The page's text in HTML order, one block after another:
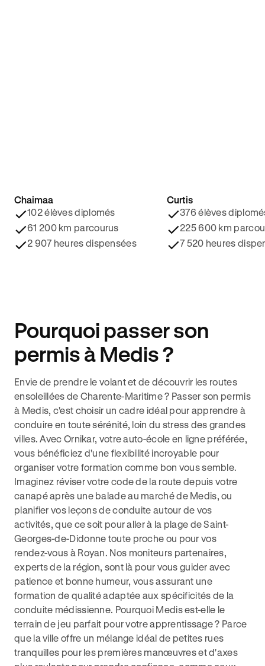
4.8/5 ⭐️
Chaimaa
102 élèves diplomés
61 200 km parcourus
2 907 heures dispensées
4.9/5 ⭐️
Curtis
376 élèves
225 600 km
7 520 heures
Pourquoi passer son
permis à Medis ?
Envie de prendre le volant et de découvrir les routes
ensoleillées de Charente-Maritime ? Passer son permis
à Medis, c'est choisir un cadre idéal pour apprendre à
conduire en toute sérénité, loin du stress des grandes
villes. Avec Ornikar, votre auto-école en ligne préférée,
vous bénéficiez d'une flexibilité incroyable pour
organiser votre formation comme bon vous semble.
Imaginez réviser votre code de la route depuis votre
canapé après une balade au marché de Medis, ou
planifier vos leçons de conduite autour de vos
activités, que ce soit pour aller à la plage de Saint-
Georges-de-Didonne toute proche ou pour vos
rendez-vous à Royan. Nos moniteurs partenaires,
experts de la région, sont là pour vous guider avec
patience et bonne humeur, vous assurant une
formation de qualité adaptée aux spécificités de la
conduite médissienne. Pourquoi Medis est-elle le
terrain de jeu parfait pour votre apprentissage ? Parce
que la ville offre un mélange idéal de petites rues
tranquilles pour les premières manœuvres et d'axes